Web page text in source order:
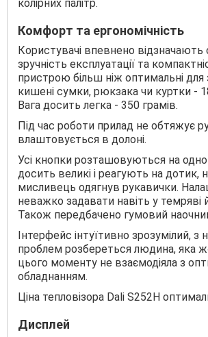
колірних палітр.
Комфорт та ергономічність
Користувачі впевнено
зручність експлуатації та
пристрою більш ніж оптимальні для
кишені сумки, рюкзака чи куртки -
Вага досить легка - 350 грамів.
Під час роботи прилад не обтяжує
влаштовується в долоні.
Усі кнопки розташовуються на
досить великі і реагують на дотик,
мисливець одягнув рукавички.
неважко задавати навіть у темряві
Також передбачено гумовий
Інтерфейс інтуїтивно зрозумілий, з
проблем розбереться людина, яка
цього моменту не взаємодіяла з
обладнанням.
Ціна тепловізора Dali S252H
Дисплей